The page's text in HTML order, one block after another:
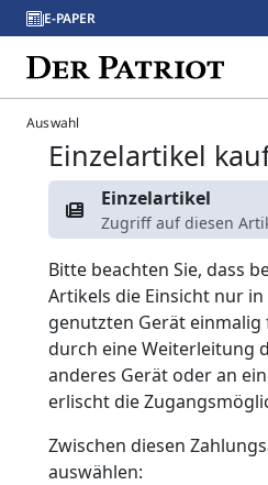
E-PAPER
Auswahl
Einzelartikel
Einzelartikel
Zugriff auf diesen
Bitte beachten Sie, dass
Artikels die Einsicht nur
genutzten Gerät
durch eine Weiterleitung
anderes Gerät oder an
erlischt die
Zwischen diesen
auswählen: